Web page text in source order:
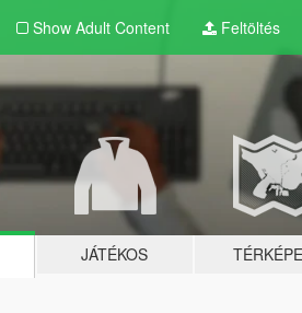
Show Adult Content Feltöltés
JÁTÉKOS